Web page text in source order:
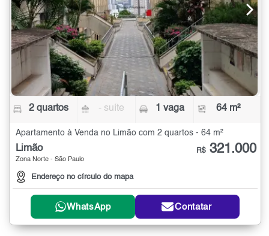
2 quartos - suíte 1 vaga 64 m²
Apartamento à Venda no Limão com 2 quartos - 64 m²
Limão
Zona Norte - São Paulo
Endereço no círculo do mapa
R$ 321.000
WhatsApp Contatar